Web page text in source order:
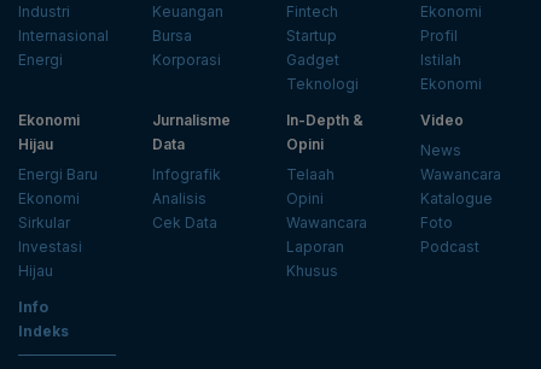
Industri
Internasional
Energi
Keuangan
Bursa
Korporasi
Fintech
Startup
Gadget
Teknologi
Ekonomi
Profil
Istilah
Ekonomi
Ekonomi
Hijau
Energi Baru
Ekonomi
Sirkular
Investasi
Hijau
Jurnalisme
Data
Infografik
Analisis
Cek Data
In-Depth &
Opini
Telaah
Opini
Wawancara
Laporan
Khusus
Video
News
Wawancara
Katalogue
Foto
Podcast
Info
Indeks